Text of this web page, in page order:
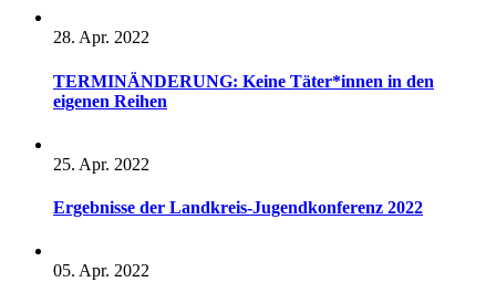
28. Apr. 2022
TERMINÄNDERUNG: Keine Täter*innen in den
eigenen Reihen
25. Apr. 2022
Ergebnisse der Landkreis-Jugendkonferenz 2022
05. Apr. 2022